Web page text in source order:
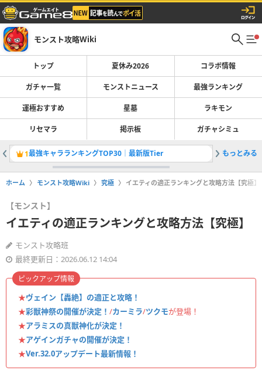
モンスト攻略Wiki
トップ 夏休み2026 コラボ情報
ガチャ一覧 モンストニュース 最強ランキング
運極おすすめ 星墓 ラキモン
リセマラ 掲示板 ガチャシミュ
1最強キャラランキングTOP30｜最新版Tier 2
もっとみる
ホーム モンスト攻略Wiki 究極 イエティの適正ランキングと攻略方法【究極】
【モンスト】
イエティの適正ランキングと攻略方法【究極】
モンスト攻略班
最終更新日：2026.06.12 14:04
★ヴェイン【轟絶】の適正と攻略！
★彩獣神祭の開催が決定！ /カーミラ/ツクモが登場！
★アラミスの真獣神化が決定！
★アゲインガチャの開催が決定！
★Ver.32.0アップデート最新情報！
ピックアップ情報